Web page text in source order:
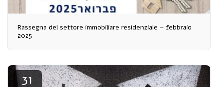
Rassegna del settore immobiliare residenziale – febbraio
2025
31